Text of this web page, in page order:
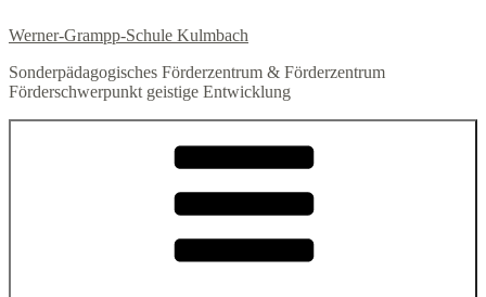
Inhalt
Werner-Grampp-Schule Kulmbach
Sonderpädagogisches Förderzentrum & Förderzentrum
Förderschwerpunkt geistige Entwicklung